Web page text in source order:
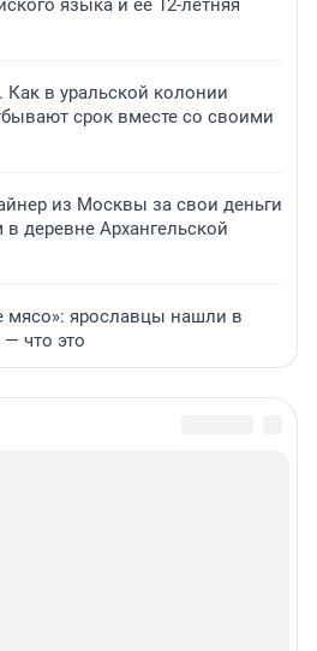
языка и ее 12-летняя
в уральской колонии
срок вместе со своими
из Москвы за свои деньги
деревне Архангельской
мясо»: ярославцы нашли в
что это